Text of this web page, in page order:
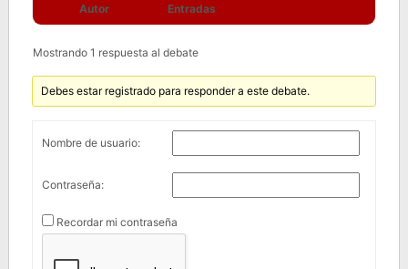
Autor Entradas
Mostrando 1 respuesta al debate
Debes estar registrado para responder a este debate.
Nombre de usuario:
Contraseña:
Recordar mi contraseña